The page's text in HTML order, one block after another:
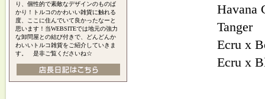
り、個性的で素敵なデザインのものば
かり！トルコのかわいい雑貨に触れる
度、ここに住んでいて良かったなーと
思います！当WEBSITEでは地元の強力
な卸問屋との結び付きで、どんどんか
わいいトルコ雑貨をご紹介していきま
す。 是非ご覧くださいね☆
Havana
Tanger オ
Ecru x
Ecru x Black